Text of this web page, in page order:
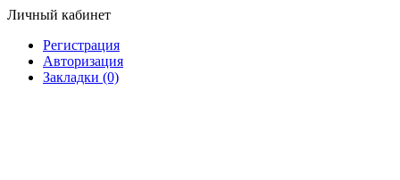
Личный кабинет
Регистрация
Авторизация
Закладки (0)